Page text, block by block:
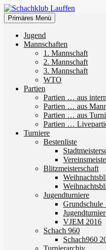
Zum
Inhalt
springen
Schachklub
Suchen
Primäres Menü
Jugend
Mannschaften
1. Mannschaft
2. Mannschaft
3. Mannschaft
WTO
Partien
Partien … aus
Partien … aus
Partien … aus
Partien …
Turniere
Bestenliste
Blitzmeisterschaft
Jugendturniere
VJEM 2016
Schach 960
Schach960
Turnierarchiv